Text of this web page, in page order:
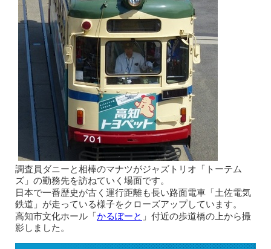
調査員ダニーと相棒のマナツがジャズトリオ「トーテム
ズ」の勤務先を訪ねていく場面です。
日本で一番歴史が古く運行距離も長い路面電車「土佐電気
鉄道」が走っている様子をクローズアップしています。
高知市文化ホール「 かるぽーと 」付近の歩道橋の上から撮
影しました。